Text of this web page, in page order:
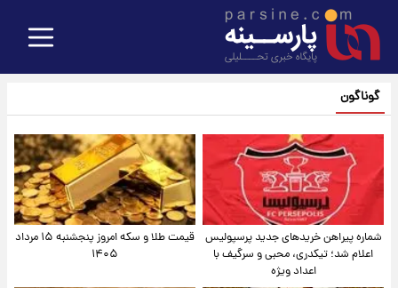
گوناگون
شماره پیراهن خریدهای جدید پرسپولیس
اعلام شد؛ تیکدری، محبی و سرگیف با
اعداد ویژه
قیمت طلا و سکه امروز پنجشنبه ۱۵ مرداد
۱۴۰۵